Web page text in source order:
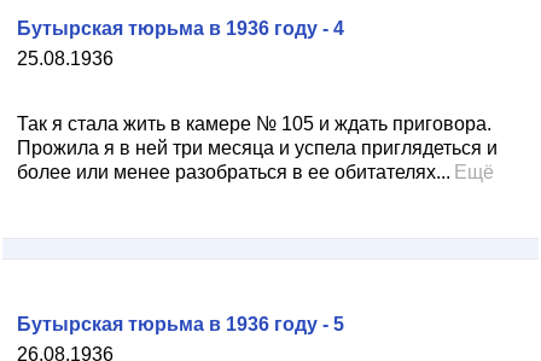
25.08.1936
Бутырская тюрьма в 1936 году - 4
Так я стала жить в камере № 105 и ждать приговора.
Прожила я в ней три месяца и успела приглядеться и
более или менее разобраться в ее обитателях... Ещё
26.08.1936
Бутырская тюрьма в 1936 году - 5